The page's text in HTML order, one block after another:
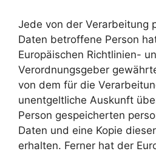
Jede von der Verarbeitung
Daten betroffene Person
Europäischen Richtlinien-
Verordnungsgeber
von dem für die
unentgeltliche Auskunft
Person gespeicherten
Daten und eine Kopie
erhalten. Ferner hat der